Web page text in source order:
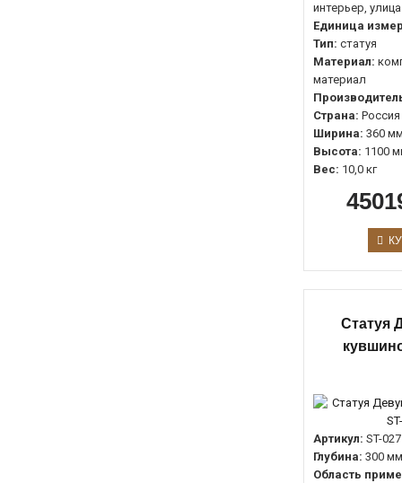
интерьер, улица
Единица
Тип: статуя
Материал:
материал
Страна: Россия
Ширина: 360
Высота: 1100
Вес: 10,0 кг
Статуя
Артикул: ST-027
Глубина: 300 мм
Область